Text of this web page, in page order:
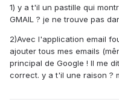
1) y a t'il un pastille qui
GMAIL ? je ne trouve pas
2)Avec l'application email
ajouter tous mes emails
principal de Google ! Il me
correct. y a t'il une raison ?